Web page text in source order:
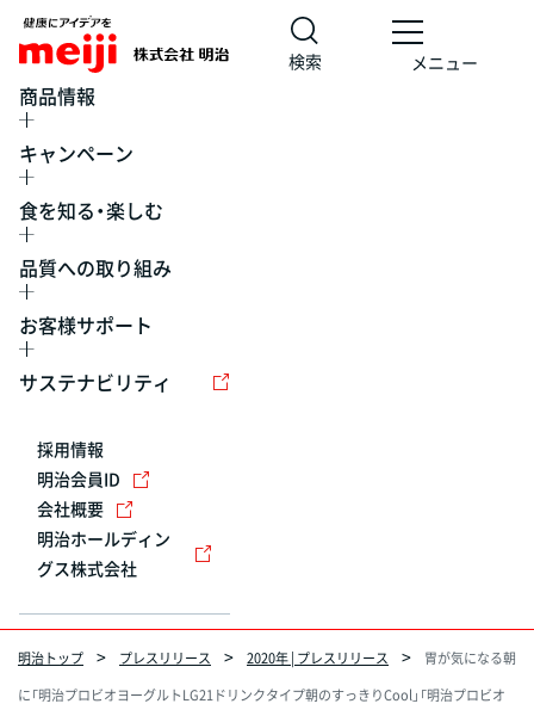
検索 メニュー
商品情報
キャンペーン
食を知る・楽しむ
品質への取り組み
お客様サポート
サステナビリティ
採用情報
明治会員ID
会社概要
明治ホールディン
グス株式会社
明治トップ プレスリリース 2020年 | プレスリリース
胃が気になる朝
に「明治プロビオヨーグルトLG21ドリンクタイプ朝のすっきりCool」「明治プロビオ